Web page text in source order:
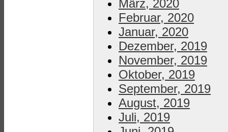
März, 2020
Februar, 2020
Januar, 2020
Dezember, 2019
November, 2019
Oktober, 2019
September, 2019
August, 2019
Juli, 2019